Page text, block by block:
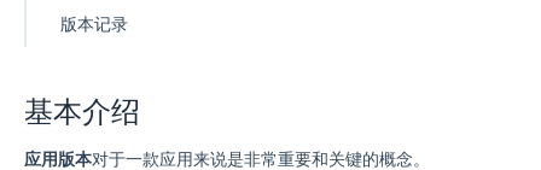
版本记录
基本介绍
应用版本对于一款应用来说是非常重要和关键的概念。